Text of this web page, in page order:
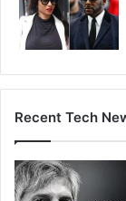
Recent Tech